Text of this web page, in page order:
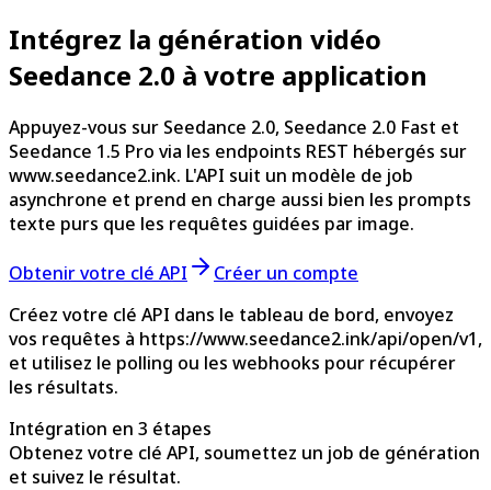
Intégrez la génération vidéo
Seedance 2.0 à votre application
Appuyez-vous sur Seedance 2.0, Seedance 2.0 Fast et
Seedance 1.5 Pro via les endpoints REST hébergés sur
www.seedance2.ink. L'API suit un modèle de job
asynchrone et prend en charge aussi bien les prompts
texte purs que les requêtes guidées par image.
Obtenir votre clé API
Créer un compte
Créez votre clé API dans le tableau de bord, envoyez
vos requêtes à https://www.seedance2.ink/api/open/v1,
et utilisez le polling ou les webhooks pour récupérer
les résultats.
Intégration en 3 étapes
Obtenez votre clé API, soumettez un job de génération
et suivez le résultat.